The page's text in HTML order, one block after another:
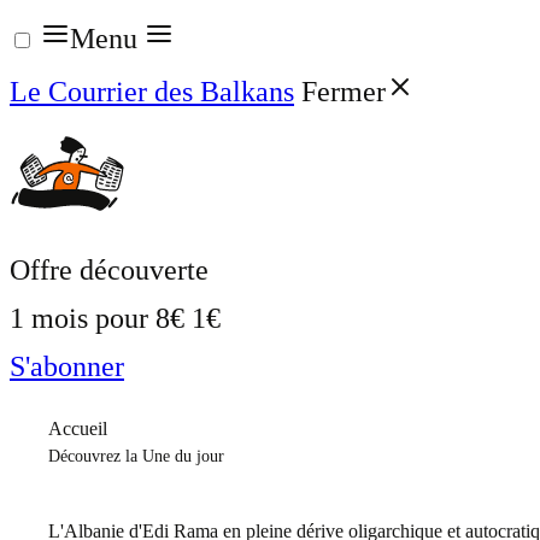
Aller
au
contenu
Menu
Le Courrier des Balkans Fermer
Offre découverte
1 mois pour 8€ 1€
S'abonner
Accueil
Découvrez la Une du jour
L'Albanie d'Edi Rama en pleine dérive oligarchique et